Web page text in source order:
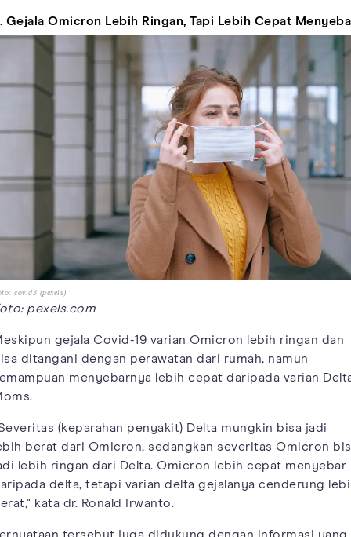
Gejala Omicron Lebih Ringan, Tapi Lebih Cepat
covid3 (pexels)
pexels.com
gejala Covid-19 varian Omicron lebih ringan dan
ditangani dengan perawatan dari rumah, namun
menyebarnya lebih cepat daripada varian
(keparahan penyakit) Delta mungkin bisa jadi
berat dari Omicron, sedangkan severitas Omicron
lebih ringan dari Delta. Omicron lebih cepat menyebar
delta, tetapi varian delta gejalanya cenderung
kata dr. Ronald Irwanto.